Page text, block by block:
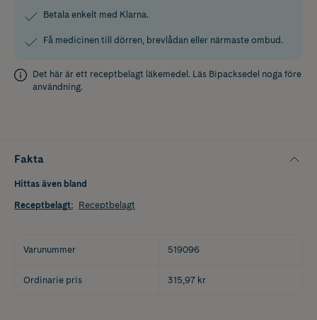
Betala enkelt med Klarna.
Få medicinen till dörren, brevlådan eller närmaste ombud.
Det här är ett receptbelagt läkemedel. Läs Bipacksedel noga före
användning.
Fakta
Hittas även bland
Receptbelagt: Receptbelagt
Varunummer 519096
Ordinarie pris 315,97 kr